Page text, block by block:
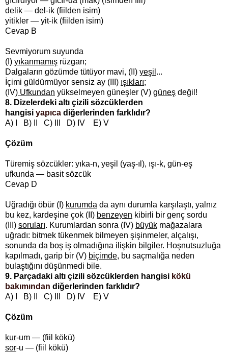
delik — del-ik (fiilden isim)
yitikler — yit-ik (fiilden isim)
Cevap B
Sevmiyorum suyunda
(I) yıkanmamış rüzgarı;
Dalgaların gözümde tütüyor mavi, (II) yeşil ...
İçimi güldürmüyor sensiz ay (III) ışıkları;
(IV) Ufkundan yükselmeyen güneşler (V) güneş değil!
8. Dizelerdeki altı çizili sözcüklerden
hangisi yapıca diğerlerinden farklıdır?
A) I B) II C) III D) IV E) V
Çözüm
Türemiş sözcükler: yıka-n, yeşil (yaş-ıl), ışı-k, gün-eş
ufkunda — basit sözcük
Cevap D
Uğradığı öbür (I) kurumda da aynı durumla karşılaştı, yalnız
bu kez, kardeşine çok (II) benzeyen kibirli bir genç sordu
(III) soruları. Kurumlardan sonra (IV) büyük mağazalara
uğradı: bitmek tükenmek bilmeyen şişinmeler, alçalışı,
sonunda da boş iş olmadığına ilişkin bilgiler. Hoşnutsuzluğa
kapılmadı, garip bir (V) biçimde, bu saçmalığa neden
bulaştığını düşünmedi bile.
9. Parçadaki altı çizili sözcüklerden hangisi kökü
bakımından diğerlerinden farklıdır?
A) I B) II C) III D) IV E) V
Çözüm
kur-um — (fiil kökü)
sor-u — (fiil kökü)